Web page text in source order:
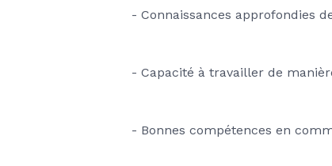
- Connaissances approfondies
- Capacité à travailler de
- Bonnes compétences en